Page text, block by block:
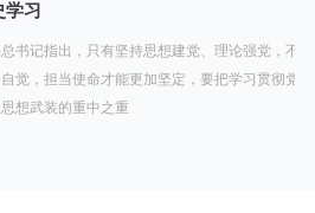
学习
书记指出，只有坚持思想建党、理论强党，不
觉，担当使命才能更加坚定，要把学习贯彻党
想武装的重中之重